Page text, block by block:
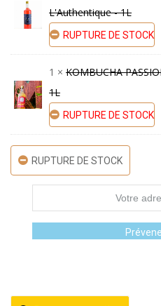
L'Authentique - 1L
RUPTURE DE STOCK
1 × KOMBUCHA
1L
RUPTURE DE STOCK
RUPTURE DE STOCK